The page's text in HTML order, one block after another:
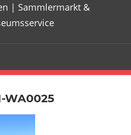
| Sammlermarkt &
WA0025